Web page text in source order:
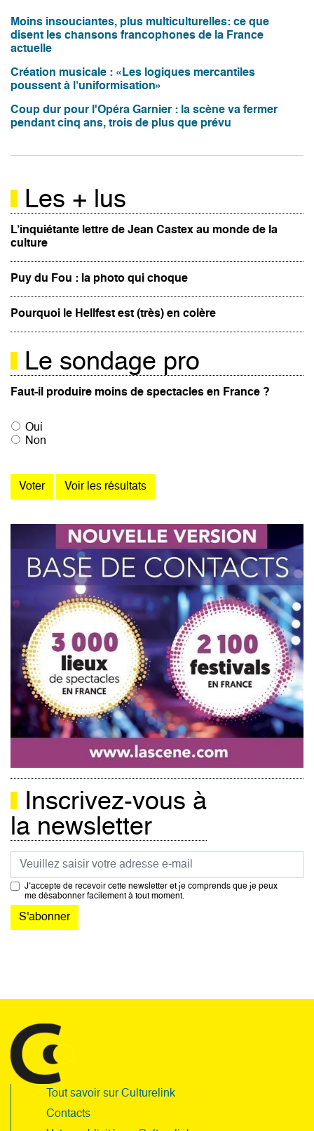
Moins insouciantes, plus multiculturelles: ce que
disent les chansons francophones de la France
actuelle
Création musicale : «Les logiques mercantiles
poussent à l’uniformisation»
Coup dur pour l'Opéra Garnier : la scène va fermer
pendant cinq ans, trois de plus que prévu
Les + lus
L’inquiétante lettre de Jean Castex au monde de la
culture
Puy du Fou : la photo qui choque
Pourquoi le Hellfest est (très) en colère
Le sondage pro
Faut-il produire moins de spectacles en France ?
Oui
Non
Inscrivez-vous à
la newsletter
Courriel
J’accepte de recevoir cette newsletter et je comprends que je peux
me désabonner facilement à tout moment.
Tout savoir sur Culturelink
Contacts